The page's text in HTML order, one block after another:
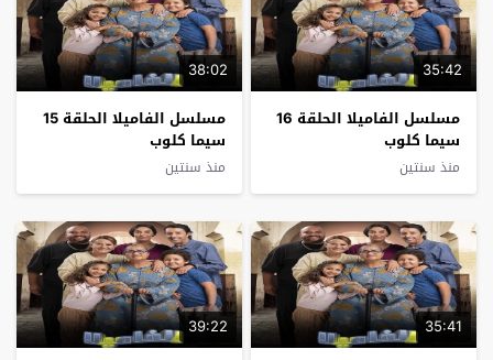
35:42
مسلسل الفاميلا الحلقة 16
سيما كلوب
منذ سنتين
38:02
مسلسل الفاميلا الحلقة 15
سيما كلوب
منذ سنتين
35:41
39:22